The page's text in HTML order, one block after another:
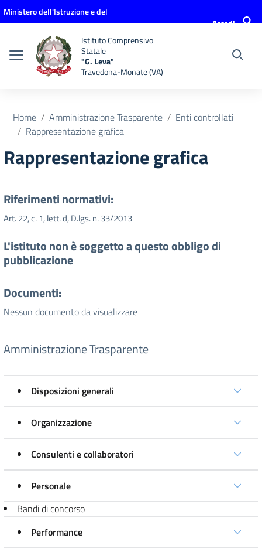
Vai ai contenuti
Vai al menu di navigazione
Vai al footer
Ministero dell'Istruzione e del
Accedi
Istituto Comprensivo
Statale
"G. Leva"
Travedona-Monate (VA)
Home Amministrazione Trasparente
Enti controllati
Rappresentazione grafica
Rappresentazione grafica
Riferimenti normativi:
Art. 22, c. 1, lett. d, D.lgs. n. 33/2013
L'istituto non è soggetto a questo obbligo di
pubblicazione
Documenti:
Nessun documento da visualizzare
Amministrazione Trasparente
Disposizioni generali
Organizzazione
Consulenti e collaboratori
Personale
Bandi di concorso
Performance